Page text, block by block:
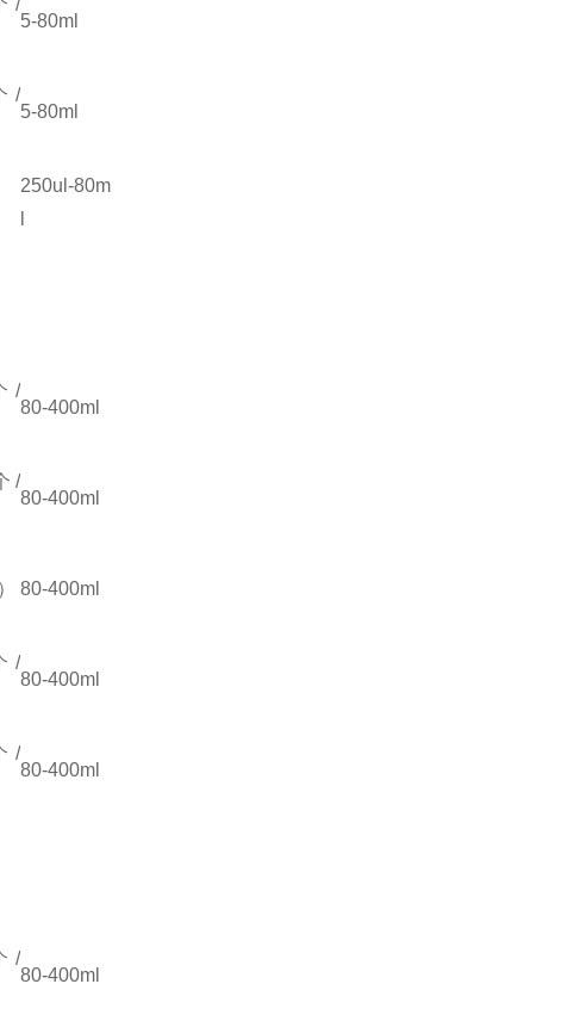
/
5-80ml
/
5-80ml
250ul-80m
/
80-400ml
/
80-400ml
80-400ml
/
80-400ml
/
80-400ml
/
80-400ml